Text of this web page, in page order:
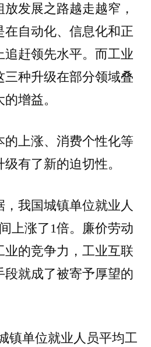
发展之路越走越窄，
在自动化、信息化和正
赶领先水平。而工业
种升级在部分领域叠
增益。
上涨、消费个性化等
有了新的迫切性。
我国城镇单位就业人
上涨了1倍。廉价劳动
业的竞争力，工业互联
段就成了被寄予厚望的
镇单位就业人员平均工